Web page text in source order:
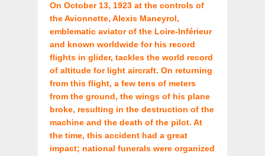
On October 13, 1923 at the controls of
the Avionnette, Alexis Maneyrol,
emblematic aviator of the Loire-Inférieur
and known worldwide for his record
flights in glider, tackles the world record
of altitude for light aircraft. On returning
from this flight, a few tens of meters
from the ground, the wings of his plane
broke, resulting in the destruction of the
machine and the death of the pilot. At
the time, this accident had a great
impact; national funerals were organized